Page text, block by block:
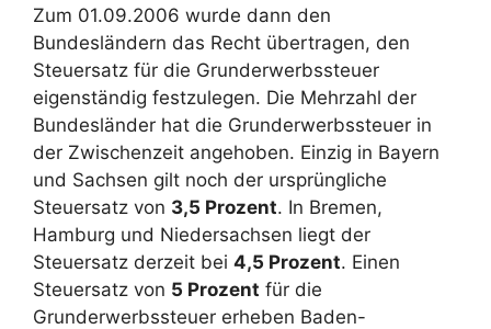
Zum 01.09.2006 wurde dann den
Bundesländern das Recht übertragen, den
Steuersatz für die Grunderwerbssteuer
eigenständig festzulegen. Die Mehrzahl der
Bundesländer hat die Grunderwerbssteuer in
der Zwischenzeit angehoben. Einzig in Bayern
und Sachsen gilt noch der ursprüngliche
Steuersatz von 3,5 Prozent. In Bremen,
Hamburg und Niedersachsen liegt der
Steuersatz derzeit bei 4,5 Prozent. Einen
Steuersatz von 5 Prozent für die
Grunderwerbssteuer erheben Baden-